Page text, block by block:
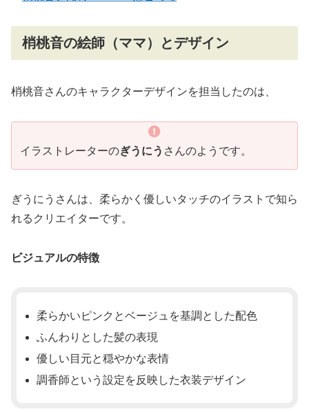
梢桃音の絵師（ママ）とデザイン
梢桃音さんのキャラクターデザインを担当したのは、
イラストレーターのぎうにう さんのようです。
ぎうにうさんは、柔らかく優しいタッチのイラストで知ら
れるクリエイターです。
ビジュアルの特徴
柔らかいピンクとベージュを基調とした配色
ふんわりとした髪の表現
優しい目元と穏やかな表情
調香師という設定を反映した衣装デザイン